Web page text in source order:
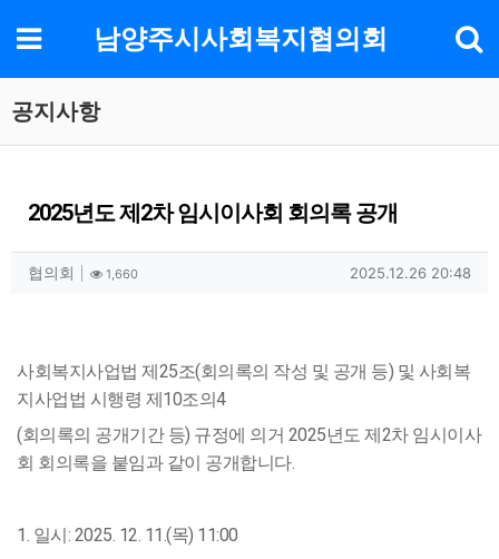
메뉴 남양주시사회복지협의회
공지사항
2025년도 제2차 임시이사회 회의록 공개
작성자 정보
협의회 작성1,660조회 작성일
2025.12.26 20:48
본문
사회복지사업법 제25조(회의록의 작성 및 공개 등) 및 사회복
지사업법 시행령 제10조의4
(회의록의 공개기간 등) 규정에 의거 2025년도 제2차 임시이사
회 회의록을 붙임과 같이 공개합니다.
1. 일시: 2025. 12. 11.(목) 11:00